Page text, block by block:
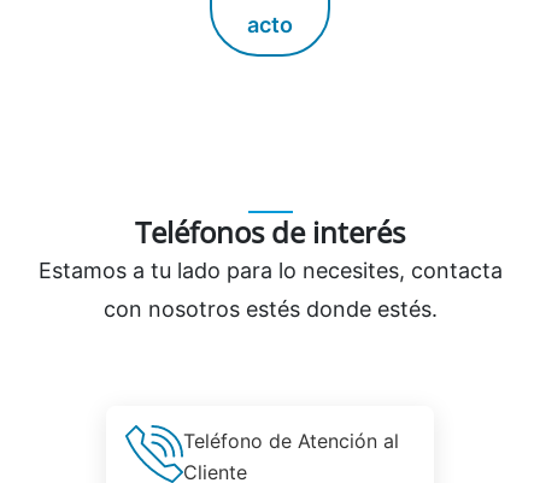
acto
Teléfonos de interés
Estamos a tu lado para lo necesites, contacta
con nosotros estés donde estés.
Teléfono de Atención al
Cliente